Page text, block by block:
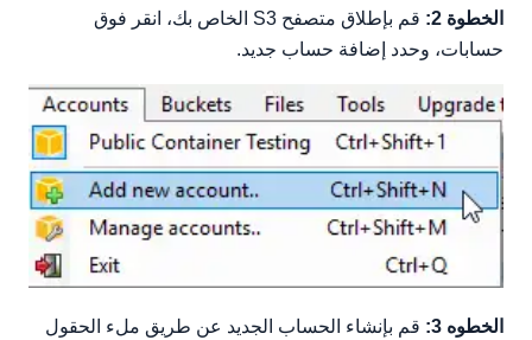
الخطوة 2:
قم بإطلاق متصفح S3 الخاص بك، انقر فوق
حسابات، وحدد إضافة حساب جديد.
الخطوه 3:
قم بإنشاء الحساب الجديد عن طريق ملء الحقول